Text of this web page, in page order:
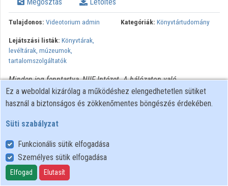
Megosztás Letöltés
Tulajdonos: Videotorium admin Kategóriák: Könyvtártudomány
Lejátszási listák: Könyvtárak,
levéltárak, múzeumok,
tartalomszolgáltatók
Minden jog fenntartva, NIIF Intézet. A hálózaton való
újrapublikálás és kereskedelmi forgalomba hozatal szigorúan
tilos! Egyéb célú felhasználás a jogtulajdonos(ok) engedélyéhez
Felhasználói szabályzat
Adatkezelési tájékoztató
Süti szabályzat
Ez a weboldal kizárólag a működéshez elengedhetetlen sütiket
használ a biztonságos és zökkenőmentes böngészés érdekében.
Süti szabályzat
Funkcionális sütik elfogadása
Személyes sütik elfogadása
Elfogad Elutasít